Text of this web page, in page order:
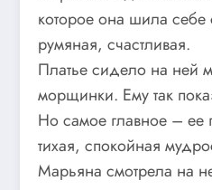
которое она шила
румяная, счастливая.
Платье сидело на ней
морщинки. Ему так
Но самое главное –
тихая, спокойная
Марьяна смотрела на